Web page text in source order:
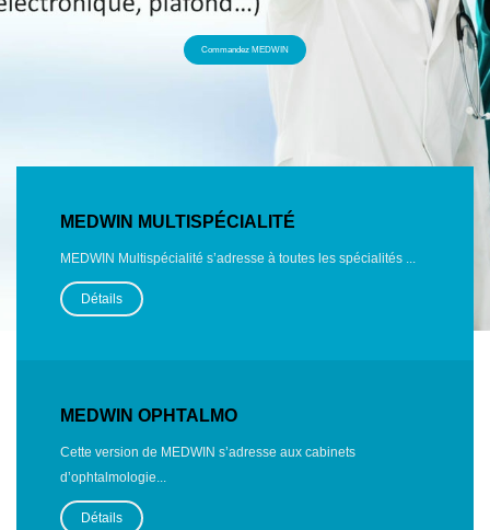
Commandez MEDWIN
MEDWIN MULTISPÉCIALITÉ
MEDWIN Multispécialité s’adresse à toutes les spécialités ...
Détails
MEDWIN OPHTALMO
Cette version de MEDWIN s’adresse aux cabinets
d’ophtalmologie...
Détails